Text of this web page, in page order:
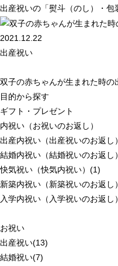
出産祝いの「熨斗（のし）・包
2021.12.22
出産祝い
双子の赤ちゃんが生まれた時の
目的から探す
ギフト・プレゼント
内祝い（お祝いのお返し）
出産内祝い（出産祝いのお返し
結婚内祝い（結婚祝いのお返し
快気祝い（快気内祝い）(1)
新築内祝い（新築祝いのお返し
入学内祝い（入学祝いのお返し
お祝い
出産祝い(13)
結婚祝い(7)